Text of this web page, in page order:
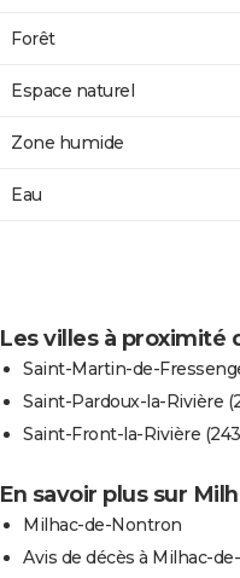
Forêt
Espace naturel
Zone humide
Eau
Les villes à proximité
Saint-Martin-de-
Saint-Pardoux-la-Rivière
Saint-Front-la-Rivière
En savoir plus sur
Milhac-de-Nontron
Avis de décès à Milhac-